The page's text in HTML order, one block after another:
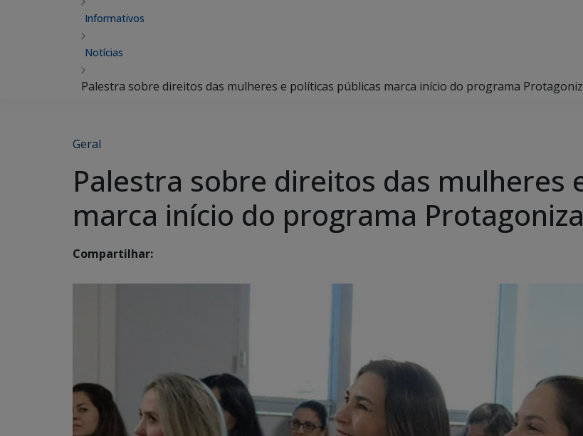
Informativos
Notícias
Palestra sobre direitos das mulheres e políticas públicas marca início do programa
Geral
Palestra sobre direitos das mulheres
marca início do programa
Compartilhar: